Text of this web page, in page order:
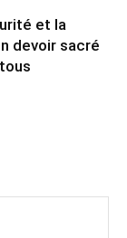
et la
devoir sacré